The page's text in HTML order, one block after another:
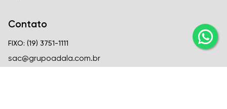
Contato
FIXO: (19) 3751-1111
sac@grupoadala.com.br